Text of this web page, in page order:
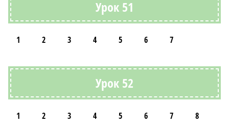
Урок 51
1 2 3 4 5 6 7
Урок 52
1 2 3 4 5 6 7 8